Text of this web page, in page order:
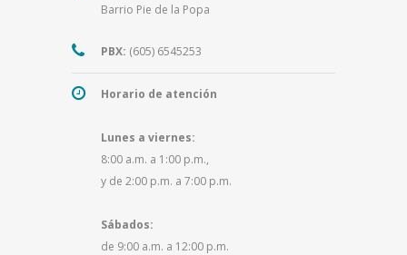
Barrio Pie de la Popa
PBX: (605) 6545253
Horario de atención
Lunes a viernes:
8:00 a.m. a 1:00 p.m.,
y de 2:00 p.m. a 7:00 p.m.
Sábados:
de 9:00 a.m. a 12:00 p.m.